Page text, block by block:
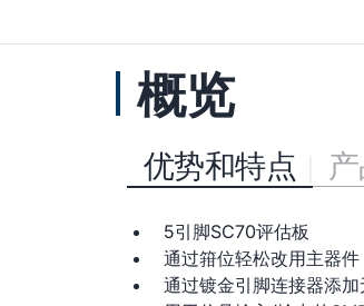
概览
优势和特点
5引脚SC70评估板
通过箝位轻松改用主器件
通过镀金引脚连接器添